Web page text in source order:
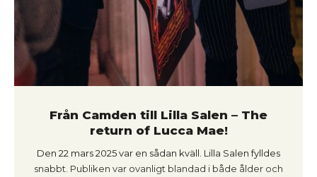
Från Camden till Lilla Salen – The
return of Lucca Mae!
Den 22 mars 2025 var en sådan kväll. Lilla Salen fylldes
snabbt. Publiken var ovanligt blandad i både ålder och